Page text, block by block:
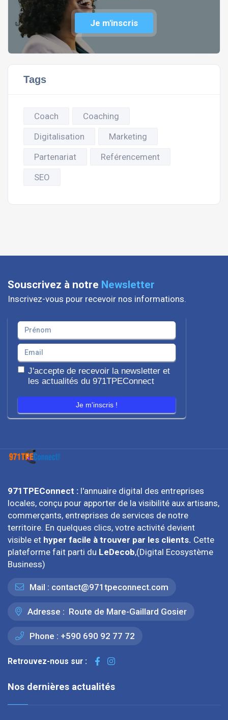
Je m'inscris
Tags
Coach
Coaching
Digitalisation
Marketing
Partenariat
Reférencement
SEO
Souscrivez à notre Newsletter
Inscrivez-vous pour recevoir nos informations.
J'accepte de recevoir la newsletter et
les actualités du 971TPEConnect
Je m'inscris !
971TPEConnect : l'annuaire digital des entreprises
locales, conçu pour apporter de la visibilité aux artisans,
commerçants, entreprises de services de notre
territoire. En quelques clics, votre activité devient
visible et hyper facile à trouver par les clients. Cette
plateforme fait parti du LeDecob,(Digital Ecosystème
Business)
Mail : contact@971tpeconnect.com
Adresse : Route de Mare-Gaillard Gosier
Phone : +590 690 92 77 72
Retrouvez-nous sur :
Nos dernières actualités